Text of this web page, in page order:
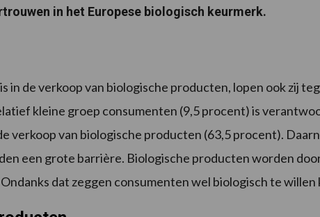
in het Europese biologisch keurmerk.
in de verkoop van biologische producten, lopen ook zij
kleine groep consumenten (9,5 procent) is
verkoop van biologische producten (63,5 procent).
een grote barrière. Biologische producten worden
dat zeggen consumenten wel biologisch te willen